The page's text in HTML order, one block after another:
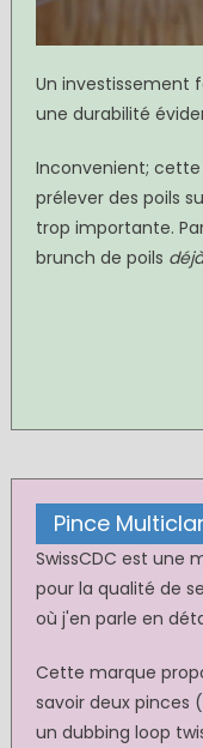
Un investissement
une durabilité
Inconvenient;
prélever des poils
trop importante.
brunch de poils déjà
Pince
SwissCDC est une
pour la qualité de
où j'en parle en
Cette marque
savoir deux pinces
un dubbing loop